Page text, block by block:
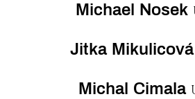
Michael Nosek
Jitka Mikulicová
Michal Cimala